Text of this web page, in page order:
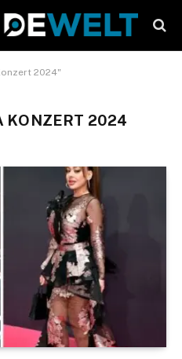
2024"
KONZERT 2024